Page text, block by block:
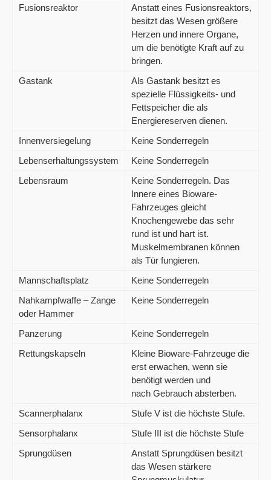
Fusionsreaktor
Anstatt eines Fusionsreaktors,
besitzt das Wesen größere
Herzen und innere Organe,
um die benötigte Kraft auf zu
bringen.
Gastank
Als Gastank besitzt es
spezielle Flüssigkeits- und
Fettspeicher die als
Energiereserven dienen.
Innenversiegelung
Keine Sonderregeln
Lebenserhaltungssystem
Keine Sonderregeln
Lebensraum
Keine Sonderregeln. Das
Innere eines Bioware-
Fahrzeuges gleicht
Knochengewebe das sehr
rund ist und hart ist.
Muskelmembranen können
als Tür fungieren.
Mannschaftsplatz
Keine Sonderregeln
Nahkampfwaffe – Zange
oder Hammer
Keine Sonderregeln
Panzerung
Keine Sonderregeln
Rettungskapseln
Kleine Bioware-Fahrzeuge die
erst erwachen, wenn sie
benötigt werden und
nach Gebrauch absterben.
Scannerphalanx
Stufe V ist die höchste Stufe.
Sensorphalanx
Stufe III ist die höchste Stufe
Sprungdüsen
Anstatt Sprungdüsen besitzt
das Wesen stärkere